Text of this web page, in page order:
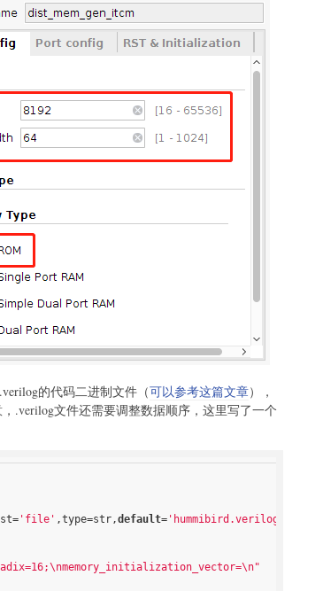
的代码二进制文件（可以参考这篇文章），
.verilog文件还需要调整数据顺序，这里写了一个
'file' ,type=str,default= 'hummibird.verilog'